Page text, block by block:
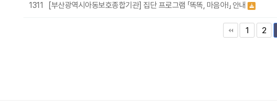
1311 [부산광역시아동보호종합기관] 집단 프로그램 「똑똑, 마음아!」 안내
1 2